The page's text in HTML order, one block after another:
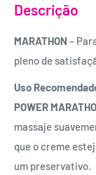
Descrição
MARATHON –
pleno de
Uso
POWER
massaje
que o creme
um preservativo.